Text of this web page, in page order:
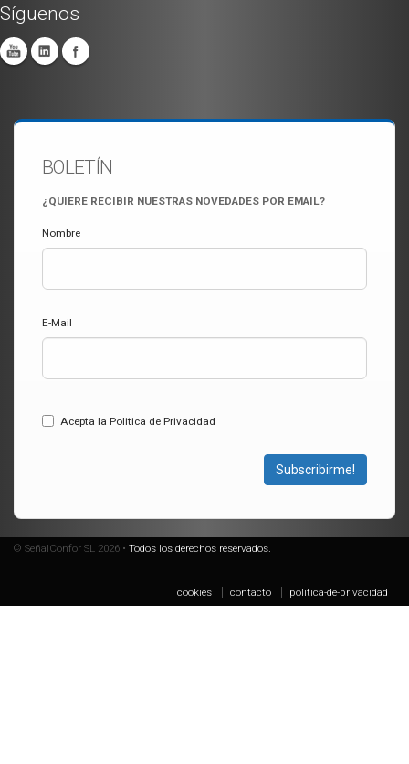
Síguenos
BOLETÍN
¿QUIERE RECIBIR NUESTRAS NOVEDADES POR EMAIL?
Nombre
E-Mail
Acepta la Politica de Privacidad
Subscribirme!
© SeñalConfor SL 2026 • Todos los derechos reservados.
cookies contacto politica-de-privacidad